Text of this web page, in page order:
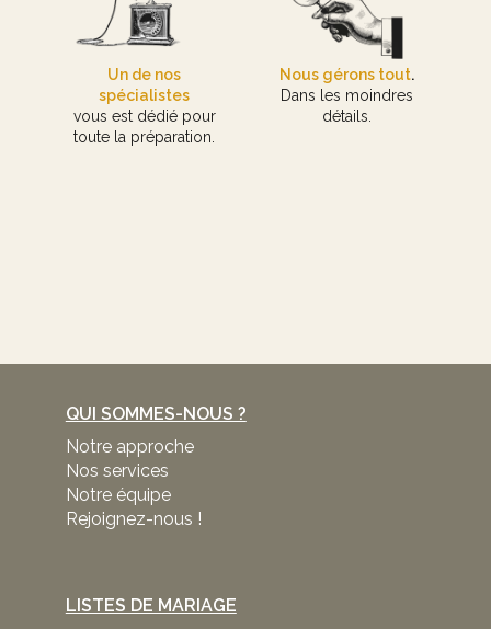
Un de nos
spécialistes
vous est dédié pour
toute la préparation.
Nous gérons tout.
Dans les moindres
détails.
QUI SOMMES-NOUS ?
Notre approche
Nos services
Notre équipe
Rejoignez-nous !
LISTES DE MARIAGE